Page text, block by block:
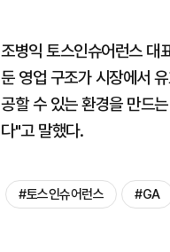
조병익 토스인슈어런스 대
둔 영업 구조가 시장에서
공할 수 있는 환경을 만드
다"고 말했다.
#토스인슈어런스 #GA